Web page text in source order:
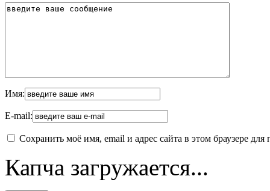
Имя:
E-mail:
Сохранить моё имя, email и адрес сайта в этом браузере
Капча загружается...